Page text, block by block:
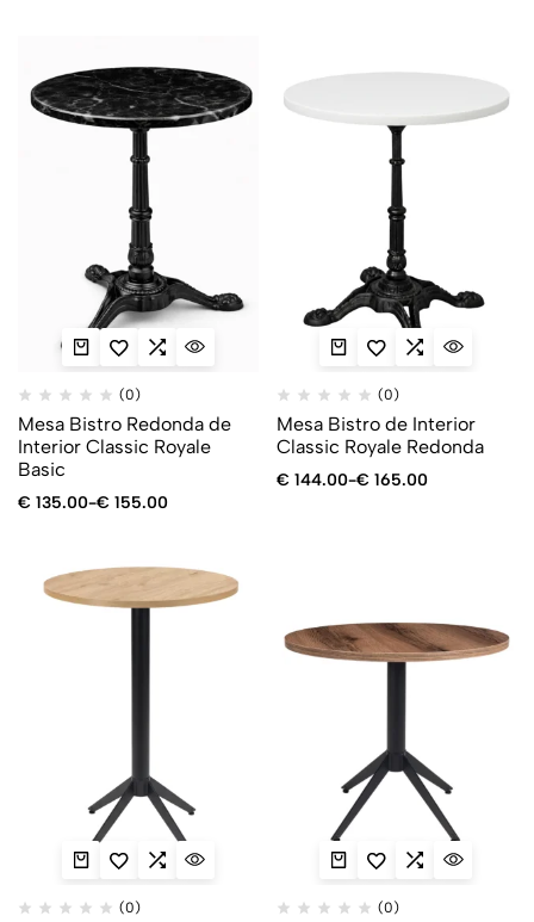
(0)
Mesa Bistro Redonda de
Interior Classic Royale
Basic
€ 135.00-€ 155.00
(0)
Mesa Bistro de Interior
Classic Royale Redonda
€ 144.00-€ 165.00
(0) (0)